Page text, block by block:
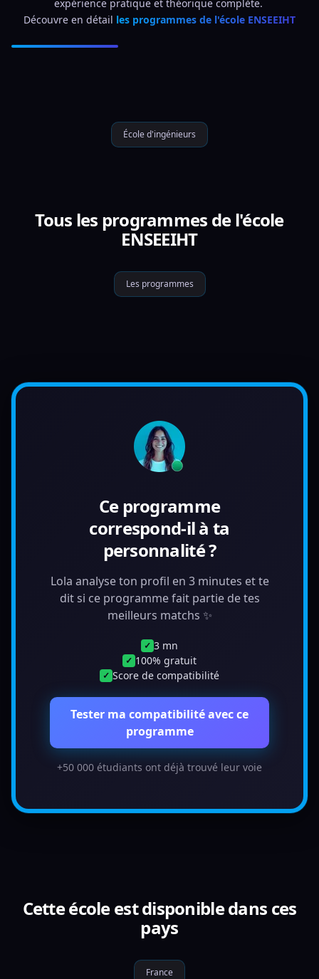
expérience pratique et théorique complète.
Découvre en détail les programmes de l'école ENSEEIHT
École d'ingénieurs
Tous les programmes de l'école
ENSEEIHT
Les programmes
Ce programme
correspond-il à ta
personnalité ?
Lola analyse ton profil en 3 minutes et te
dit si ce programme fait partie de tes
meilleurs matchs ✨
✓ 3 mn
✓ 100% gratuit
✓ Score de compatibilité
Tester ma compatibilité avec ce
programme
+50 000 étudiants ont déjà trouvé leur voie
Cette école est disponible dans ces
pays
France